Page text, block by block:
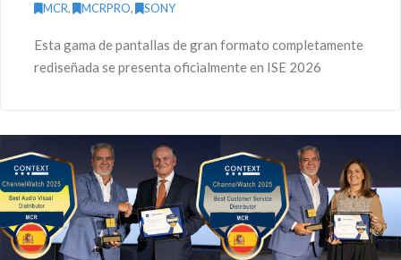
MCR, MCRPRO, SONY
Esta gama de pantallas de gran formato completamente
rediseñada se presenta oficialmente en ISE 2026